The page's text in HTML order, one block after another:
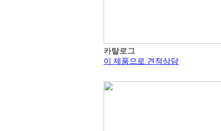
카탈로그
이 제품으로 견적상담